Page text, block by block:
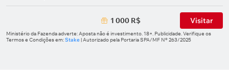
1 000 R$ Visitar
Ministério da Fazenda adverte: Aposta não é investimento. 18+. Publicidade. Verifique os
Termos e Condições em:Stake| Autorizado pela Portaria SPA/MF Nº 263/2025